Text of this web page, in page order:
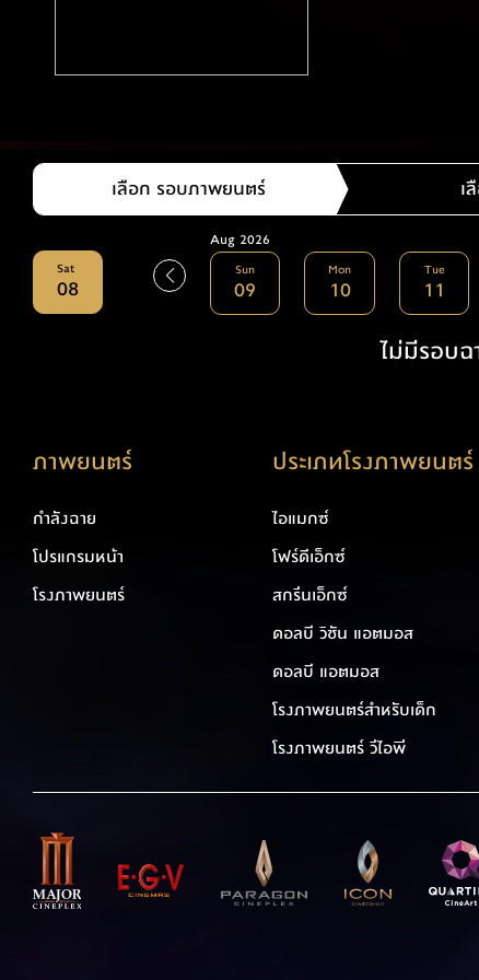
เลือก รอบภาพยนตร์ เ
Sat
08
Aug 2026
Sun
09
Mon
10
Tue
11
ไม่มีรอบฉ
ภาพยนตร์
กำลังฉาย
โปรแกรมหน้า
โรงภาพยนตร์
ประเภทโรงภาพยนตร์
ไอแมกซ์
โฟร์ดีเอ็กซ์
สกรีนเอ็กซ์
ดอลบี วิชัน แอตมอส
ดอลบี แอตมอส
โรงภาพยนตร์สำหรับเด็ก
โรงภาพยนตร์ วีไอพี